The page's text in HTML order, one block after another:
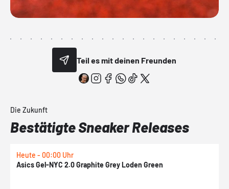
Teil es mit deinen Freunden
Die Zukunft
Bestätigte Sneaker Releases
Heute - 00:00 Uhr
Asics Gel-NYC 2.0 Graphite Grey Loden Green